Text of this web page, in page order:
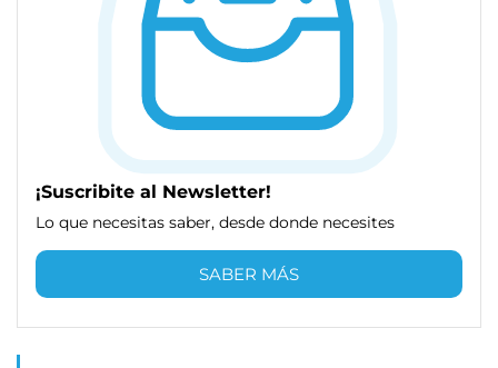
¡Suscribite al Newsletter!
Lo que necesitas saber, desde donde necesites
SABER MÁS